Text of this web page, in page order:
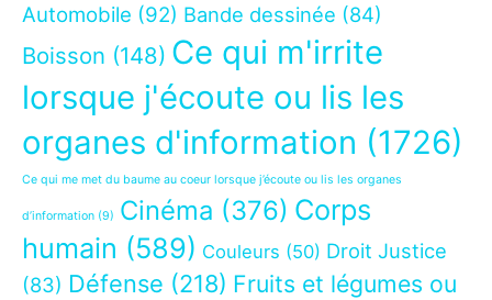
Automobile (92) Bande dessinée (84)
Boisson (148) Ce qui m'irrite
lorsque j'écoute ou lis les
organes d'information (1726)
Ce qui me met du baume au coeur lorsque j’écoute ou lis les organes
d’information (9) Cinéma (376) Corps
humain (589) Couleurs (50) Droit Justice
(83) Défense (218) Fruits et légumes ou